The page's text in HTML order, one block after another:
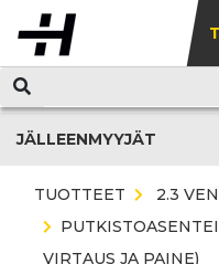
JÄLLEENMYYJÄT
TUOTTEET
2.3
VIRTAUS JA PAINE)